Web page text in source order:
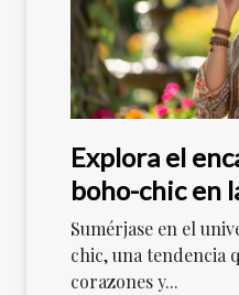
Explora el
boho-chic en
Sumérjase en el
chic, una tendencia
corazones y...